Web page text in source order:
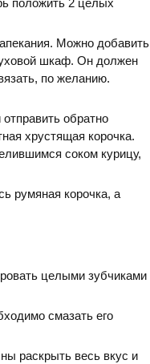
положить 2 целых
Можно добавить
шкаф. Он должен
по желанию.
обратно
хрустящая корочка.
соком курицу,
румяная корочка, а
целыми зубчиками
смазать его
раскрыть весь вкус и